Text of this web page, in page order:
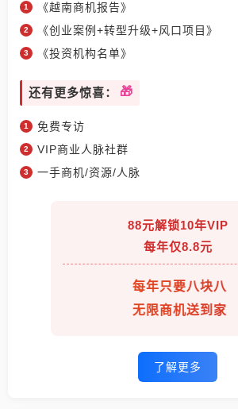
《越南商机报告》
《创业案例+转型升级+风口项目》
《投资机构名单》
还有更多惊喜：
免费专访
VIP商业人脉社群
一手商机/资源/人脉
88元解锁10年VIP
每年仅8.8元
每年只要八块八
无限商机送到家
了解更多